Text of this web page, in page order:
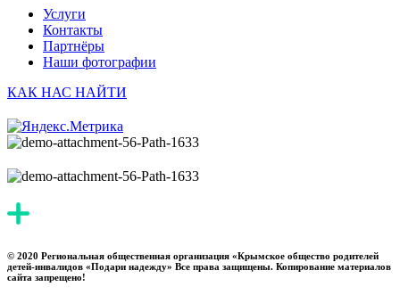
Услуги
Контакты
Партнёры
Наши фотографии
КАК НАС НАЙТИ
© 2020 Региональная общественная организация «Крымское общество родителей
детей-инвалидов «Подари надежду» Все права защищены. Копирование материалов
сайта запрещено!